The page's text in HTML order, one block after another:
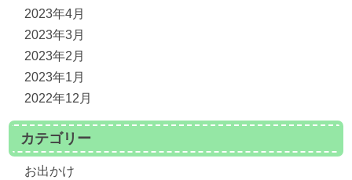
2023年4月
2023年3月
2023年2月
2023年1月
2022年12月
カテゴリー
お出かけ